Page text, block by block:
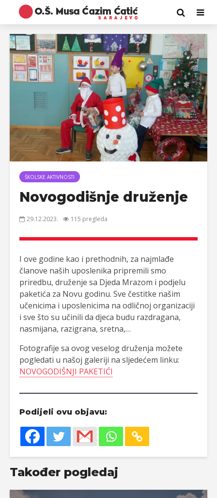
ŠKOLSKE AKTIVNOSTI
Novogodišnje druženje
29.12.2023. 115 pregleda
I ove godine kao i prethodnih, za najmlađe
članove naših uposlenika pripremili smo
priredbu, druženje sa Djeda Mrazom i podjelu
paketića za Novu godinu. Sve čestitke našim
učenicima i uposlenicima na odličnoj organizaciji
i sve što su učinili da djeca budu razdragana,
nasmijana, razigrana, sretna,…
Fotografije sa ovog veselog druženja možete
pogledati u našoj galeriji na sljedećem linku:
NOVOGODIŠNJI PAKETIĆI
Podijeli ovu objavu:
Također pogledaj